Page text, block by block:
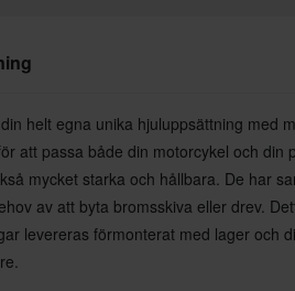
helt egna unika hjuluppsättning med
att passa både din motorcykel och din
mycket starka och hållbara. De har
av att byta bromsskiva eller drev.
levereras förmonterat med lager och